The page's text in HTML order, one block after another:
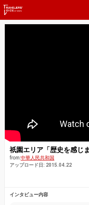
祇園エリア「歴史を感じま
from:中華人民共和国
アップロード日: 2015.04.22
インタビュー内容